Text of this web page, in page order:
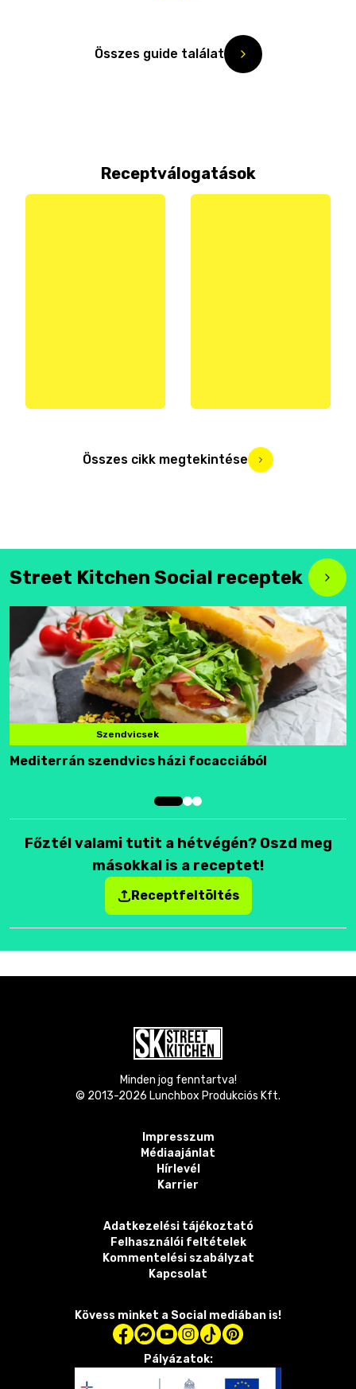
Összes guide találat
Receptválogatások
Összes cikk megtekintése
Street Kitchen Social receptek
Szendvicsek
Mediterrán szendvics házi focacciából
Főztél valami tutit a hétvégén? Oszd meg
másokkal is a receptet!
Receptfeltöltés
Minden jog fenntartva!
© 2013-2026 Lunchbox Produkciós Kft.
Impresszum
Médiaajánlat
Hírlevél
Karrier
Adatkezelési tájékoztató
Felhasználói feltételek
Kommentelési szabályzat
Kapcsolat
Kövess minket a Social mediában is!
Pályázatok: